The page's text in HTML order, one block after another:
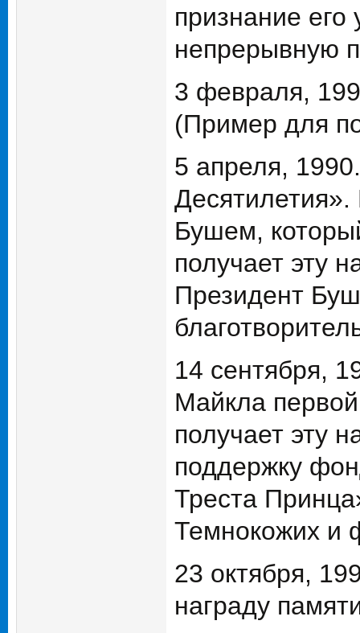
признание его
непрерывную
3 февраля,
(Пример для
5 апреля,
Бушем,
получает эту
Президент
14 сентября,
Майкла
получает эту
поддержку
Треста
Темнокожих и
23 октября,
награду